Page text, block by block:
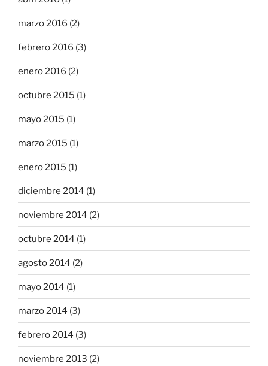
marzo 2016 (2)
febrero 2016 (3)
enero 2016 (2)
octubre 2015 (1)
mayo 2015 (1)
marzo 2015 (1)
enero 2015 (1)
diciembre 2014 (1)
noviembre 2014 (2)
octubre 2014 (1)
agosto 2014 (2)
mayo 2014 (1)
marzo 2014 (3)
febrero 2014 (3)
noviembre 2013 (2)